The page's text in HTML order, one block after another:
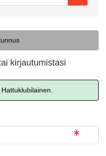
kirjautumistasi